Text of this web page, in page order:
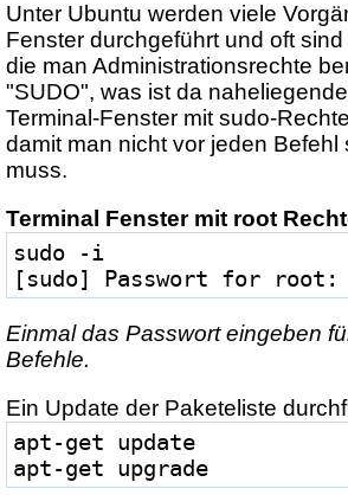
Unter Ubuntu werden viele
Fenster durchgeführt und oft
die man Administrationsrechte
"SUDO", was ist da
Terminal-Fenster mit sudo-
damit man nicht vor jeden Befehl
muss.
Terminal Fenster mit root
sudo -i
[sudo] Passwort for root:
Einmal das Passwort eingeben
Befehle.
Ein Update der Paketeliste
apt-get update
apt-get upgrade